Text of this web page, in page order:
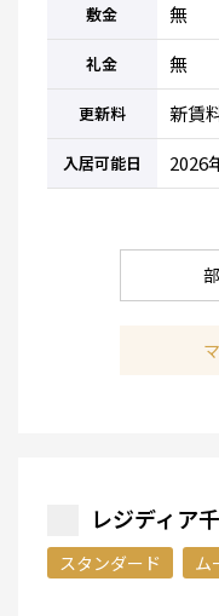
敷金 無
礼金 無
更新料 新賃
入居可能日 2026
レジディア
スタンダード ム